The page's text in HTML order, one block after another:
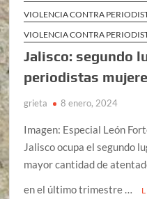
VIOLENCIA CONTRA
VIOLENCIA CONTRA
Jalisco: segundo
periodistas
grieta 8 enero, 2024
Imagen: Especial León
Jalisco ocupa el segundo
mayor cantidad de
en el último trimestre …